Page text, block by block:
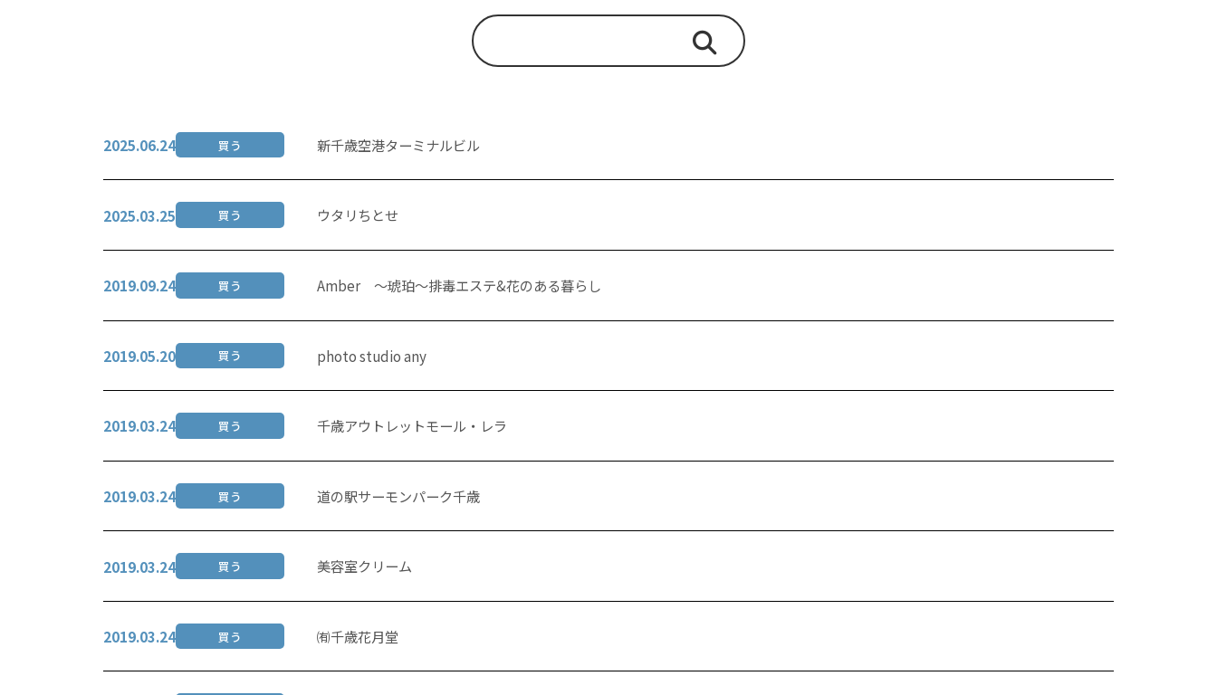
2025.06.24 買う 新千歳空港ターミナルビル
2025.03.25 買う ウタリちとせ
2019.09.24 買う Amber 〜琥珀〜排毒エステ&花のある暮らし
2019.05.20 買う photo studio any
2019.03.24 買う 千歳アウトレットモール・レラ
2019.03.24 買う 道の駅サーモンパーク千歳
2019.03.24 買う 美容室クリーム
2019.03.24 買う ㈲千歳花月堂